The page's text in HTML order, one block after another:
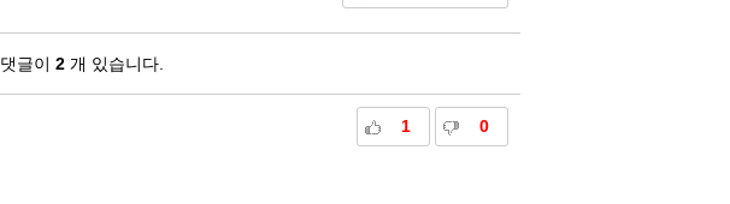
댓글이 2 개 있습니다.
1 0